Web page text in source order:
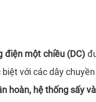
điện một chiều (DC)
biệt với các dây
hoàn, hệ thống sấy